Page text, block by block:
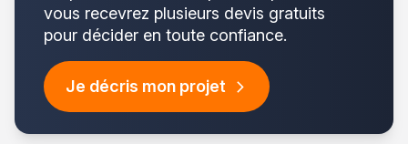
vous recevrez plusieurs devis gratuits
pour décider en toute confiance.
Je décris mon projet